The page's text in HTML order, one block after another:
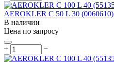
AEROKLER C 50 L 30 (0060610)
В наличии
Цена по запросу
+ −